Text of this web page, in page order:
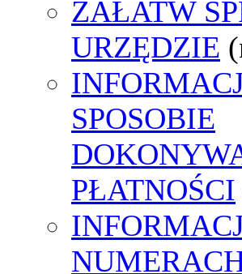
ZAŁATW
URZĘDZIE
SPOSOBIE
PŁATNOŚCI